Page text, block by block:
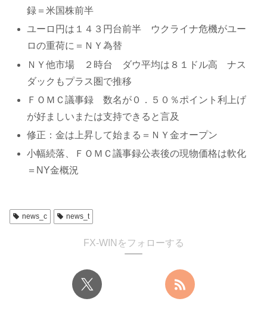
録＝米国株前半
ユーロ円は１４３円台前半 ウクライナ危機がユー
ロの重荷に＝ＮＹ為替
ＮＹ他市場 ２時台 ダウ平均は８１ドル高 ナス
ダックもプラス圏で推移
ＦＯＭＣ議事録 数名が０．５０％ポイント利上げ
が好ましいまたは支持できると言及
修正：金は上昇して始まる＝ＮＹ金オープン
小幅続落、ＦＯＭＣ議事録公表後の現物価格は軟化
＝NY金概況
news_c news_t
FX-WINをフォローする